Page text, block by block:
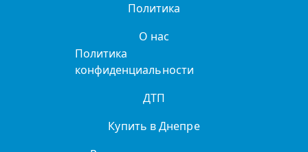
Политика
О нас
Политика
конфиденциальности
ДТП
Купить в Днепре